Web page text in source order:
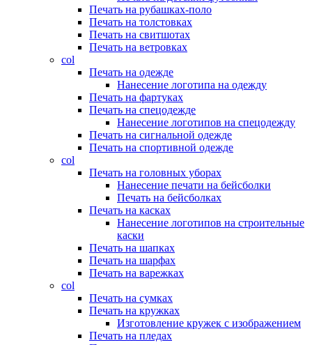
Печать на рубашках-поло
Печать на толстовках
Печать на свитшотах
Печать на ветровках
col
Печать на одежде
Нанесение логотипа на одежду
Печать на фартуках
Печать на спецодежде
Нанесение логотипов на спецодежду
Печать на сигнальной одежде
Печать на спортивной одежде
col
Печать на головных уборах
Нанесение печати на бейсболки
Печать на бейсболках
Печать на касках
Нанесение логотипов на строительные
каски
Печать на шапках
Печать на шарфах
Печать на варежках
col
Печать на сумках
Печать на кружках
Изготовление кружек с изображением
Печать на пледах